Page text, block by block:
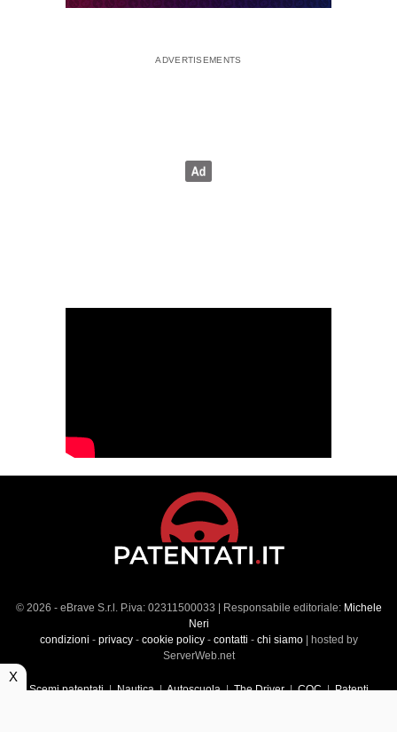
© 2026 - eBrave S.r.l. P.iva: 02311500033 | Responsabile editoriale: Michele
Neri
condizioni - privacy- cookie policy- contatti - chi siamo| hosted by
ServerWeb.net
Scemi patentati|Nautica|Autoscuola|The Driver|CQC|Patenti
X